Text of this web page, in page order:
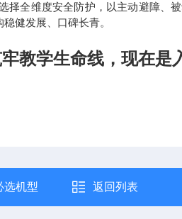
择全维度安全防护，以主动避障、
健发展、口碑长青。
教学生命线 ，现在
选机型 返回列表